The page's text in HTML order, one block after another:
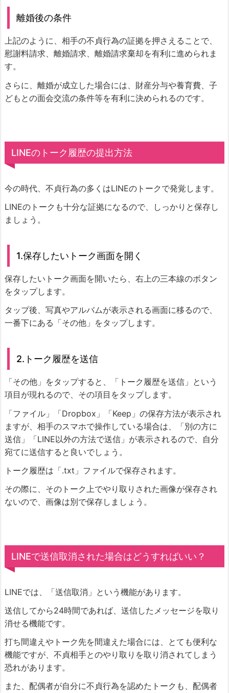
離婚後の条件
上記のように、相手の不貞行為の証拠を押さえることで、
慰謝料請求、離婚請求、離婚請求棄却を有利に進められま
す。
さらに、離婚が成立した場合には、財産分与や養育費、子
どもとの面会交流の条件等を有利に決められるのです。
LINEのトーク履歴の提出方法
今の時代、不貞行為の多くはLINEのトークで発覚します。
LINEのトークも十分な証拠になるので、しっかりと保存し
ましょう。
1.保存したいトーク画面を開く
保存したいトーク画面を開いたら、右上の三本線のボタン
をタップします。
タップ後、写真やアルバムが表示される画面に移るので、
一番下にある「その他」をタップします。
2.トーク履歴を送信
「その他」をタップすると、「トーク履歴を送信」という
項目が現れるので、その項目をタップします。
「ファイル」「Dropbox」「Keep」の保存方法が表示され
ますが、相手のスマホで操作している場合は、「別の方に
送信」「LINE以外の方法で送信」が表示されるので、自分
宛てに送信すると良いでしょう。
トーク履歴は「.txt」ファイルで保存されます。
その際に、そのトーク上でやり取りされた画像が保存され
ないので、画像は別で保存しましょう。
LINEで送信取消された場合はどうすればいい？
LINEでは、「送信取消」という機能があります。
送信してから24時間であれば、送信したメッセージを取り
消せる機能です。
打ち間違えやトーク先を間違えた場合には、とても便利な
機能ですが、不貞相手とのやり取りを取り消されてしまう
恐れがあります。
また、配偶者が自分に不貞行為を認めたトークも、配偶者